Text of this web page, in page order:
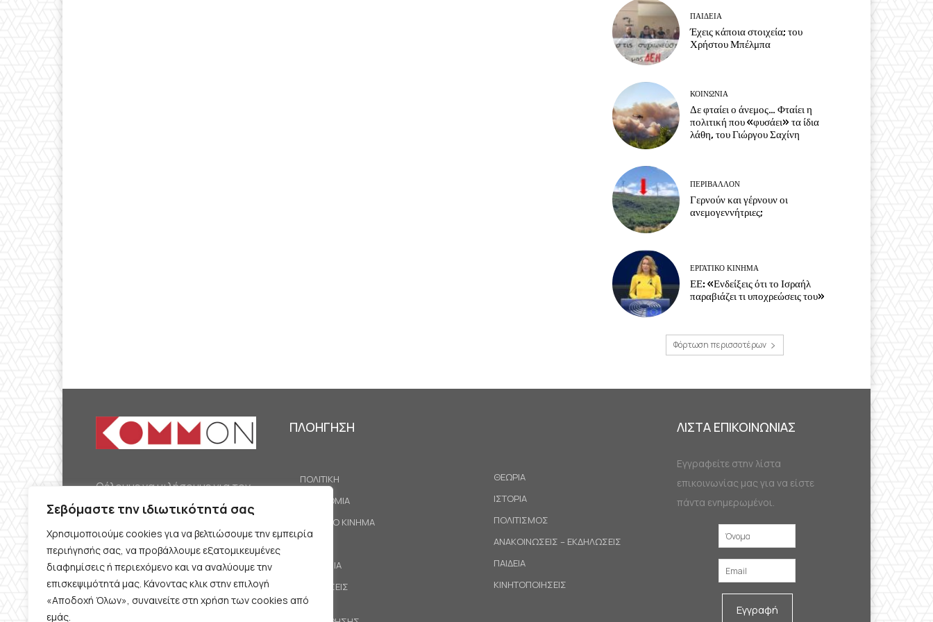
Σεβόμαστε την ιδιωτικότητά σας
Χρησιμοποιούμε cookies για να βελτιώσουμε την εμπειρία
περιήγησής σας, να προβάλλουμε εξατομικευμένες
διαφημίσεις ή περιεχόμενο και να αναλύουμε την
επισκεψιμότητά μας. Κάνοντας κλικ στην επιλογή
«Αποδοχή Όλων», συναινείτε στη χρήση των cookies από
εμάς.
ΠΑΙΔΕΙΑ
Έχεις κάποια στοιχεία; του
Χρήστου Μπέλμπα
ΚΟΙΝΩΝΙΑ
Δε φταίει ο άνεμος… Φταίει η
πολιτική που «φυσάει» τα ίδια
λάθη, του Γιώργου Σαχίνη
ΠΕΡΙΒΆΛΛΟΝ
Γερνούν και γέρνουν οι
ανεμογεννήτριες;
ΕΡΓΑΤΙΚΟ ΚΙΝΗΜΑ
ΕΕ: «Ενδείξεις ότι το Ισραήλ
παραβιάζει τι υποχρεώσεις του»
Φόρτωση περισσοτέρων
Θέλουμε να μιλήσουμε για τον
κομμουνισμό της εποχής μας,
την αναγκαία αλλά όχι
δεδομένη προοπτική.
Θέλουμε να μιλήσουμε
ταυτόχρονα για την
καθημερινή επιβίωση και τον
ΠΛΟΗΓΗΣΗ
ΠΟΛΙΤΙΚΗ
ΟΙΚΟΝΟΜΙΑ
ΕΡΓΑΤΙΚΟ ΚΙΝΗΜΑ
ΚΟΙΝΩΝΙΑ
ΠΡΟΤΑΣΕΙΣ
ΘΕΩΡΙΑ
ΙΣΤΟΡΙΑ
ΠΟΛΙΤΙΣΜΟΣ
ΑΝΑΚΟΙΝΩΣΕΙΣ – ΕΚΔΗΛΩΣΕΙΣ
ΠΑΙΔΕΙΑ
ΚΙΝΗΤΟΠΟΙΗΣΕΙΣ
ΛΙΣΤΑ ΕΠΙΚΟΙΝΩΝΙΑΣ
Εγγραφείτε στην λίστα
επικοινωνίας μας για να είστε
πάντα ενημερωμένοι.
Εγγραφή